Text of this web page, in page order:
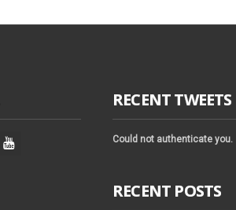
RECENT TWEETS
Could not authenticate you.
RECENT POSTS